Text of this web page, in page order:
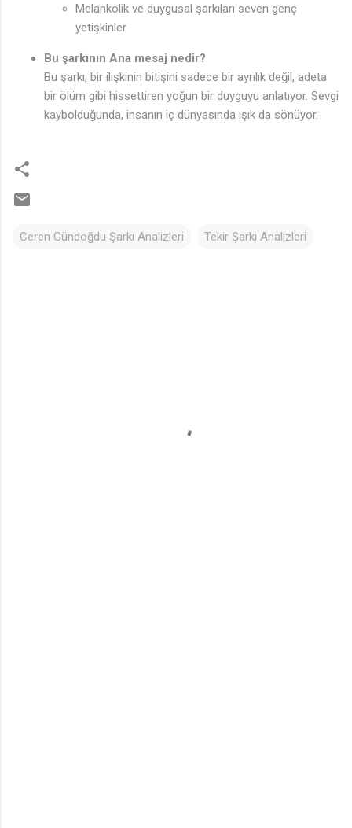
Melankolik ve duygusal şarkıları seven genç
yetişkinler
Bu şarkının Ana mesaj nedir?
Bu şarkı, bir ilişkinin bitişini sadece bir ayrılık değil, adeta
bir ölüm gibi hissettiren yoğun bir duyguyu anlatıyor. Sevgi
kaybolduğunda, insanın iç dünyasında ışık da sönüyor.
Ceren Gündoğdu Şarkı Analizleri Tekir Şarkı Analizleri